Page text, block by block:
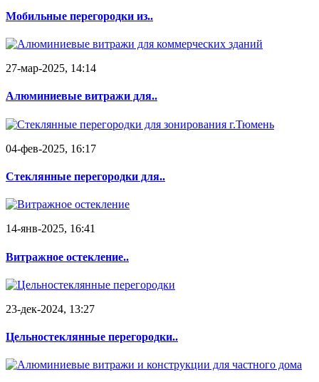
Мобильные перегородки из..
27-мар-2025, 14:14
Алюминиевые витражи для..
04-фев-2025, 16:17
Стеклянные перегородки для..
14-янв-2025, 16:41
Витражное остекление..
23-дек-2024, 13:27
Цельностеклянные перегородки..